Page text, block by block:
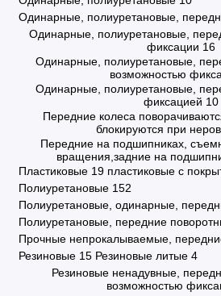
Одинарные, полиуретановые,
Одинарные, полиуретановые,
фиксации 16
Одинарные, полиуретановые,
возможностью
Одинарные, полиуретановые,
фиксацией 10
Передние колеса
блокируются при
Передние на подшипниках,
вращения,задние на
Пластиковые 19 пластиковые с
Полиуретановые 152
Полиуретановые, одинарные,
Полиуретановые, передние
Прочные непрокалываемые,
Резиновые 15 Резиновые литые 4
Резиновые ненадувные,
возможностью